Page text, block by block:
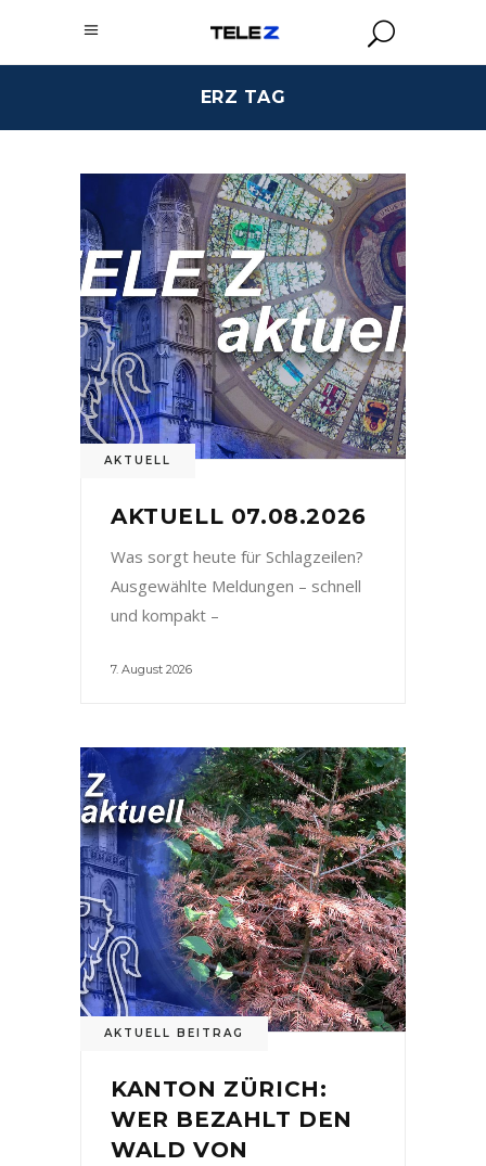
ERZ TAG
AKTUELL
AKTUELL 07.08.2026
Was sorgt heute für Schlagzeilen?
Ausgewählte Meldungen – schnell
und kompakt –
7. August 2026
AKTUELL BEITRAG
KANTON ZÜRICH:
WER BEZAHLT DEN
WALD VON